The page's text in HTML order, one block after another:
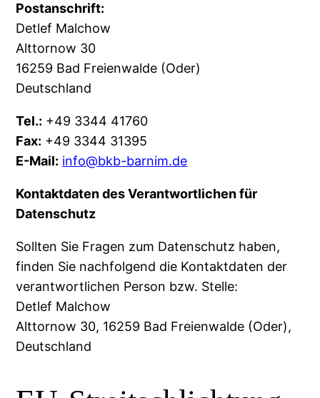
Postanschrift:
Detlef Malchow
Alttornow 30
16259 Bad Freienwalde (Oder)
Deutschland
Tel.: +49 3344 41760
Fax: +49 3344 31395
E-Mail: info@bkb-barnim.de
Kontaktdaten des Verantwortlichen für
Datenschutz
Sollten Sie Fragen zum Datenschutz haben,
finden Sie nachfolgend die Kontaktdaten der
verantwortlichen Person bzw. Stelle:
Detlef Malchow
Alttornow 30, 16259 Bad Freienwalde (Oder),
Deutschland